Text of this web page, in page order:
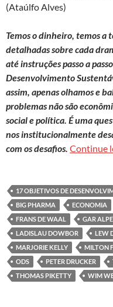
(Ataúlfo Alves)
Temos o dinheiro, temos a
detalhadas sobre cada
até instruções passo a
Desenvolvimento
assim, apenas olhamos e
problemas não são
social e política. É uma
nos institucionalmente
com os desafios. Continue
17 OBJETIVOS DE
BIG PHARMA
ECONOMIA
FRANS DE WAAL
GAR
LADISLAU DOWBOR
LEW
MARJORIE KELLY
MILTON
ODS
PETER DRUCKER
THOMAS PIKETTY
WIM